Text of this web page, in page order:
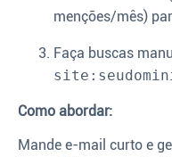
menções/mês)
Faça buscas
Como abordar:
Mande e-mail curto e